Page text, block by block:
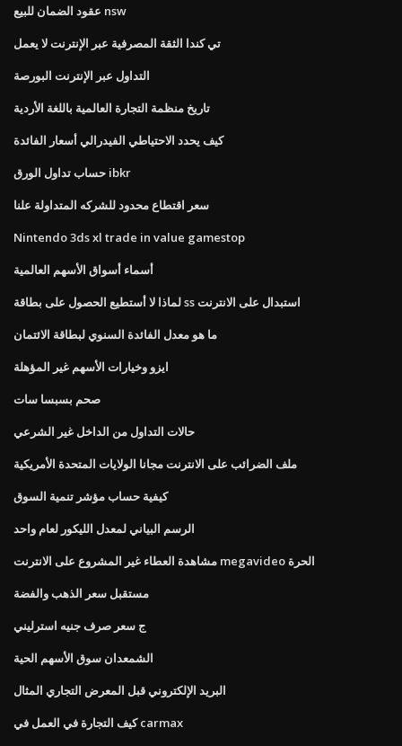
عقود الضمان للبيع nsw
تي كندا الثقة المصرفية عبر الإنترنت لا يعمل
التداول عبر الإنترنت البورصة
تاريخ منظمة التجارة العالمية باللغة الأردية
كيف يحدد الاحتياطي الفيدرالي أسعار الفائدة
حساب تداول الورق ibkr
سعر اقتطاع محدود للشركه المتداولة علنا
Nintendo 3ds xl trade in value gamestop
أسماء أسواق الأسهم العالمية
لماذا لا أستطيع الحصول على بطاقة ss استبدال على الانترنت
ما هو معدل الفائدة السنوي لبطاقة الائتمان
ايزو وخيارات الأسهم غير المؤهلة
صحم بسبسا سات
حالات التداول من الداخل غير الشرعي
ملف الضرائب على الانترنت مجانا الولايات المتحدة الأمريكية
كيفية حساب مؤشر تنمية السوق
الرسم البياني لمعدل الليكور لعام واحد
مشاهدة العطاء غير المشروع على الانترنت megavideo الحرة
مستقبل سعر الذهب والفضة
ج سعر صرف جنيه استرليني
الشمعدان سوق الأسهم الحية
البريد الإلكتروني قبل المعرض التجاري المثال
كيف التجارة في العمل في carmax